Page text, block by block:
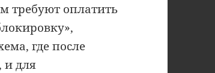
требуют оплатить
где после
и для